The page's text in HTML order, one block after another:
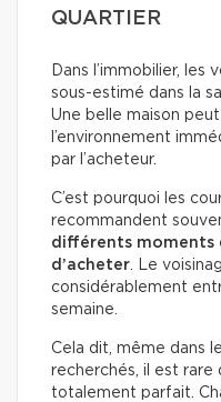
QUARTIER
Dans l’immobilier, les
sous-estimé dans la
Une belle maison
l’environnement
par l’acheteur.
C’est pourquoi les
recommandent
différents moments
d’acheter. Le
considérablement
semaine.
Cela dit, même dans
recherchés, il est
totalement parfait.